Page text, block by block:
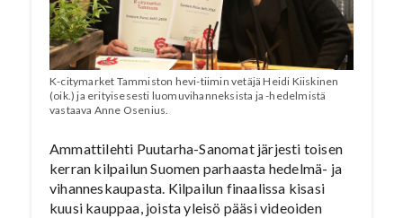
K-citymarket Tammiston hevi-tiimin vetäjä Heidi Kiiskinen
(oik.) ja erityisesesti luomuvihanneksista ja -hedelmistä
vastaava Anne Osenius.
Ammattilehti Puutarha-Sanomat järjesti toisen
kerran kilpailun Suomen parhaasta hedelmä- ja
vihanneskaupasta. Kilpailun finaalissa kisasi
kuusi kauppaa, joista yleisö pääsi videoiden